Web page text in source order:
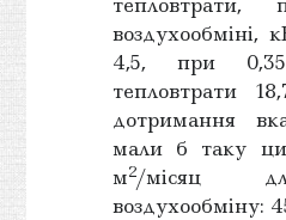
4,5, при
тепловтрати
дотримання
мали б таку
м2/місяц
воздухообміну: